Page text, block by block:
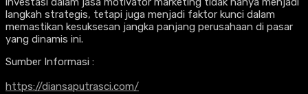
langkah strategis, tetapi juga menjadi faktor kunci dalam
memastikan kesuksesan jangka panjang perusahaan di pasar
yang dinamis ini.
Sumber Informasi :
https://diansaputrasci.com/